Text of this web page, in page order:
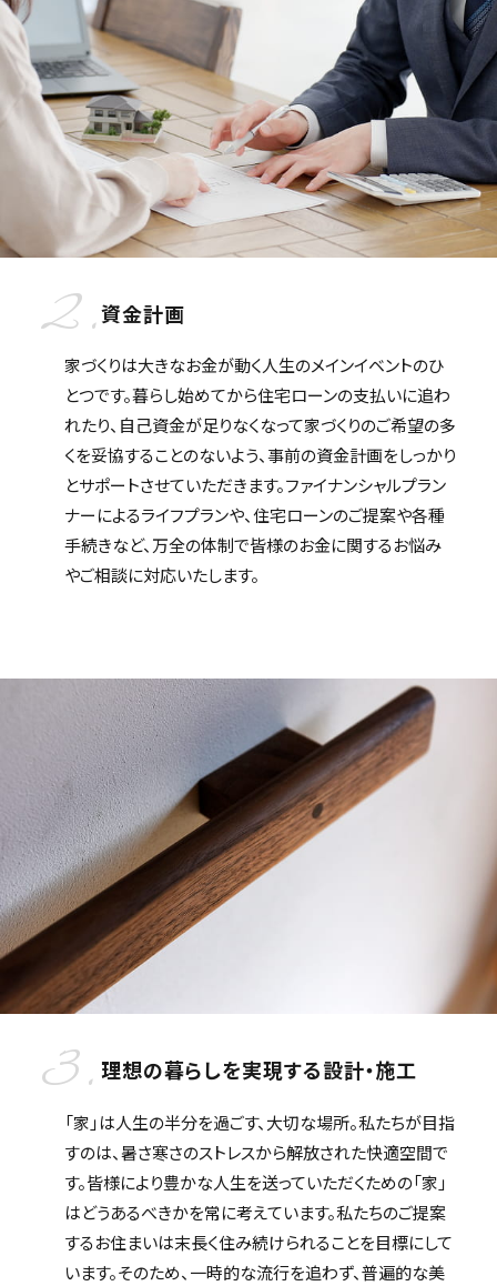
2.資金計画
家づくりは大きなお金が動く人生のメインイベントのひ
とつです。暮らし始めてから住宅ローンの支払いに追わ
れたり、自己資金が足りなくなって家づくりのご希望の多
くを妥協することのないよう、事前の資金計画をしっかり
とサポートさせていただきます。ファイナンシャルプラン
ナーによるライフプランや、住宅ローンのご提案や各種
手続きなど、万全の体制で皆様のお金に関するお悩み
やご相談に対応いたします。
3. 理想の暮らしを実現する設計・施工
「家」は人生の半分を過ごす、大切な場所。私たちが目指
すのは、暑さ寒さのストレスから解放された快適空間で
す。皆様により豊かな人生を送っていただくための「家」
はどうあるべきかを常に考えています。私たちのご提案
するお住まいは末長く住み続けられることを目標にして
います。そのため、一時的な流行を追わず、普遍的な美